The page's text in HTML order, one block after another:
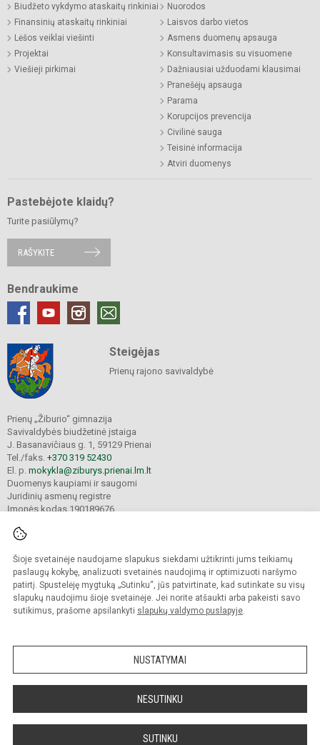
Šioje svetainėje naudojame slapukus siekdami užtikrinti jums teikiamų
paslaugų kokybę, analizuoti svetainės naudojimą ir optimizuoti naršymo
patirtį. Spustelėję mygtuką „Sutinku“, jūs patvirtinate, kad sutinkate su visų
slapukų naudojimu šioje svetainėje. Jei norite atšaukti arba pakeisti savo
sutikimus, prašome apsilankyti slapukų valdymo puslapyje.
NUSTATYMAI
NESUTINKU
SUTINKU
Biudžeto vykdymo ataskaitų rinkiniai
Finansinių ataskaitų rinkiniai
Lėšos veiklai viešinti
Projektai
Viešieji pirkimai
Nuorodos
Laisvos darbo vietos
Asmens duomenų apsauga
Konsultavimasis su visuomene
Dažniausiai užduodami klausimai
Pranešėjų apsauga
Parama
Korupcijos prevencija
Civilinė sauga
Teisinė informacija
Atviri duomenys
Pastebėjote klaidų?
Turite pasiūlymų?
RAŠYKITE
Bendraukime
Steigėjas
Prienų rajono savivaldybė
Prienų „Žiburio“ gimnazija
Savivaldybės biudžetinė įstaiga
J. Basanavičiaus g. 1, 59129 Prienai
Tel./faks. +370 319 52430
El. p. mokykla@ziburys.prienai.lm.lt
Duomenys kaupiami ir saugomi
Juridinių asmenų registre
Įmonės kodas 190189676
© 2023 Prienų "Žiburio" gimnazija. Visos teisės saugomos.
Kopijuoti turinį be raštiško gimnazijos sutikimo griežtai draudžiama.
Versija neįgaliesiems Slapukų politika
Sumanus būdas atnaujinti